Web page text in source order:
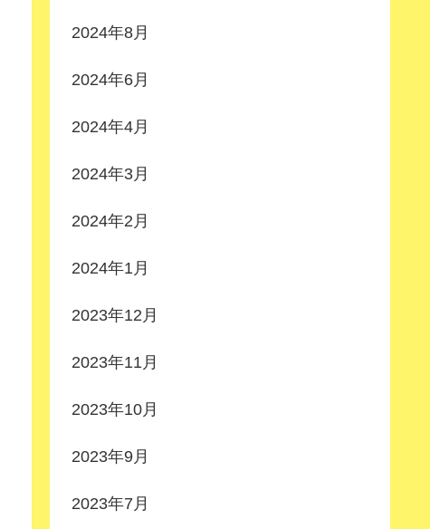
2024年8月
2024年6月
2024年4月
2024年3月
2024年2月
2024年1月
2023年12月
2023年11月
2023年10月
2023年9月
2023年7月